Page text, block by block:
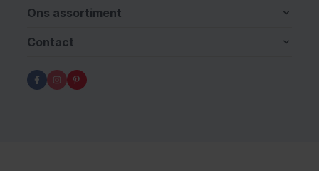
Ons assortiment
Contact